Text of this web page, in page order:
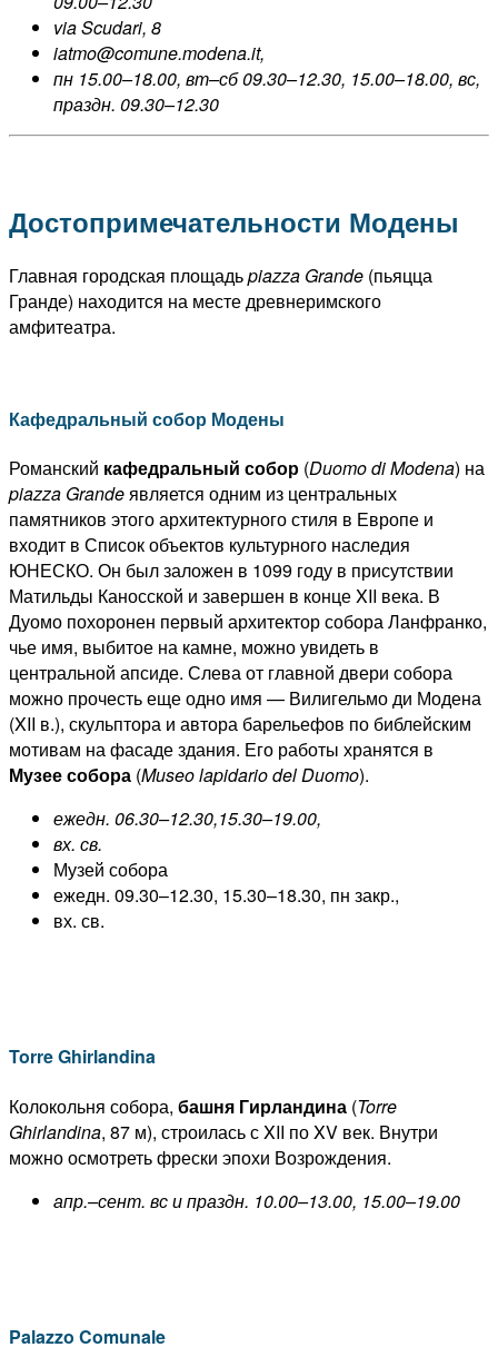
via Scudari, 8
iatmo@comune.modena.it,
пн 15.00–18.00, вт–сб 09.30–12.30, 15.00–18.00, вс,
праздн. 09.30–12.30
Достопримечательности Модены
Главная городская площадьpiazza Grande (пьяцца
Гранде) находится на месте древнеримского
амфитеатра.
Кафедральный собор Модены
Романский кафедральный собор (DuomodiModena) на
piazza Grandeявляется одним из центральных
памятников этого архитектурного стиля в Европе и
входит в Список объектов культурного наследия
ЮНЕСКО. Он был заложен в 1099 году в присутствии
Матильды Каносской и завершен в конце XII века. В
Дуомо похоронен первый архитектор собора Ланфранко,
чье имя, выбитое на камне, можно увидеть в
центральной апсиде. Слева от главной двери собора
можно прочесть еще одно имя — Вилигельмо ди Модена
(XII в.), скульптора и автора барельефов по библейским
мотивам на фасаде здания. Его работы хранятся в
Музее собора (Museo lapidario del Duomo).
ежедн. 06.30–12.30,15.30–19.00,
вх. св.
Музей собора
ежедн. 09.30–12.30, 15.30–18.30, пн закр.,
вх. св.
Torre Ghirlandina
Колокольня собора, башня Гирландина (Torre
Ghirlandina, 87 м), строилась с XII по XV век. Внутри
можно осмотреть фрески эпохи Возрождения.
апр.–сент. вс и праздн. 10.00–13.00, 15.00–19.00
Palazzo Comunale